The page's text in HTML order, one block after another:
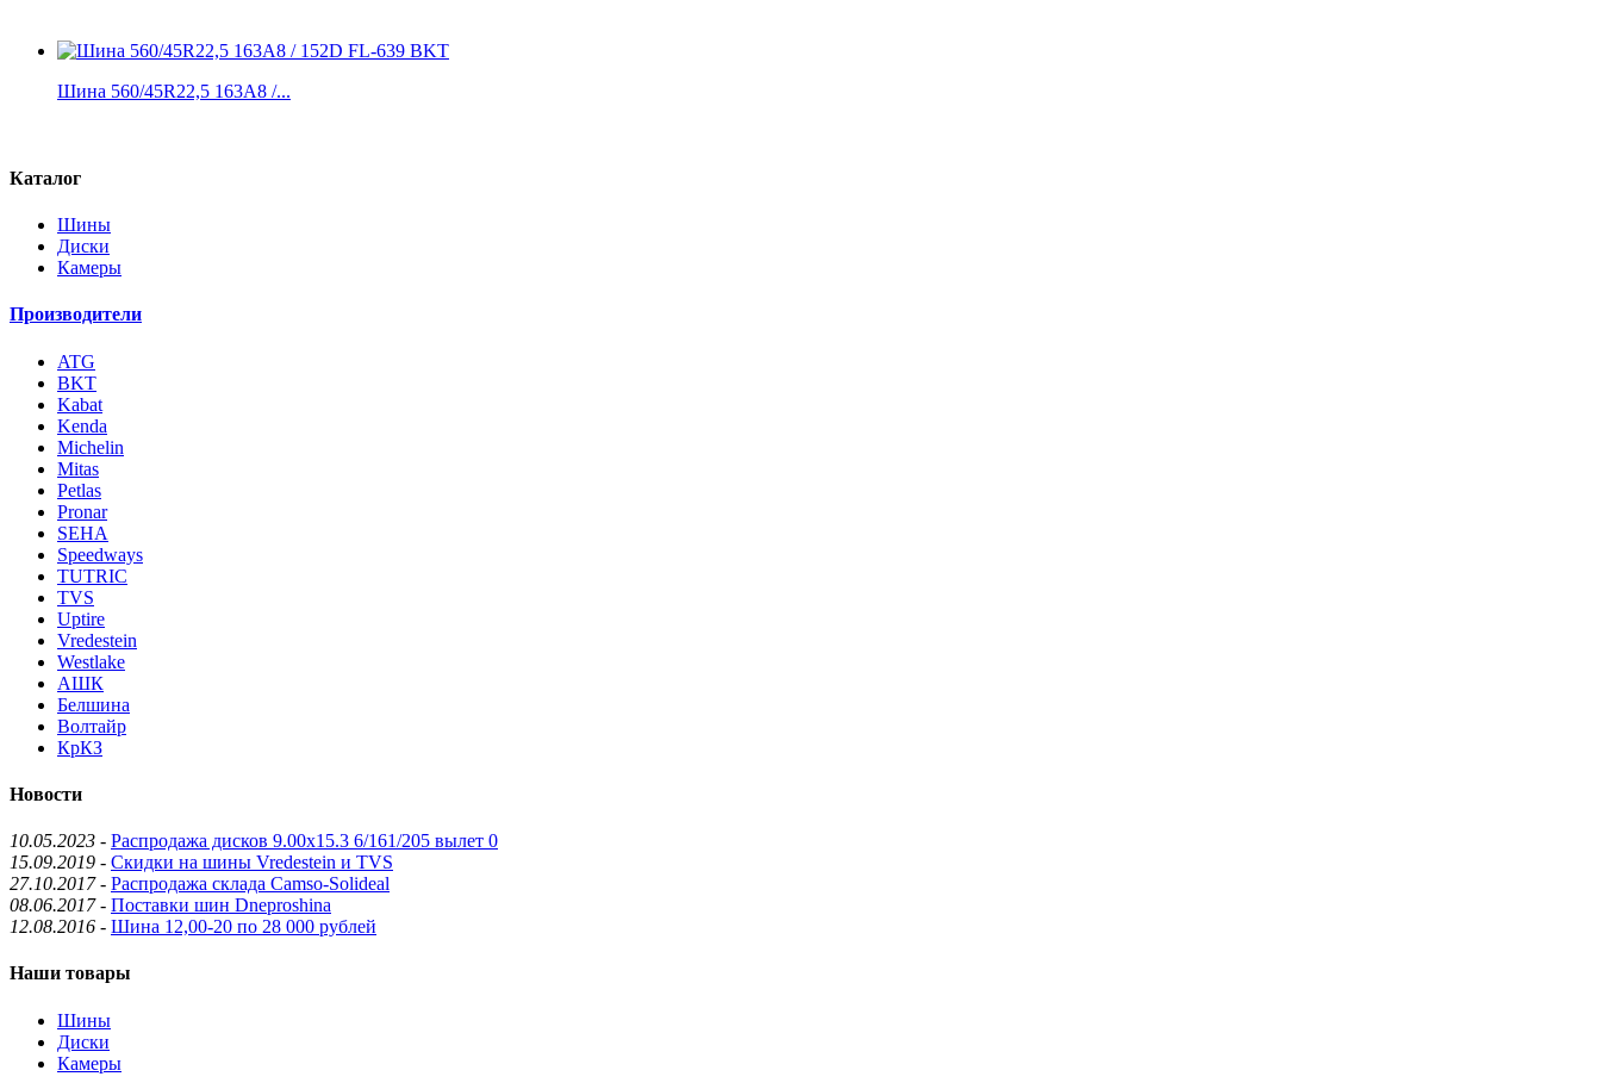
Шина 560/45R22,5 163A8 /...
Каталог
Шины
Диски
Камеры
Производители
ATG
BKT
Kabat
Kenda
Michelin
Mitas
Petlas
Pronar
SEHA
Speedways
TUTRIC
TVS
Uptire
Vredestein
Westlake
АШК
Белшина
Волтайр
КрКЗ
Новости
10.05.2023 - Распродажа дисков 9.00x15.3 6/161/205 вылет 0
15.09.2019 - Скидки на шины Vredestein и TVS
27.10.2017- Распродажа склада Camso-Solideal
08.06.2017- Поставки шин Dneproshina
12.08.2016 - Шина 12,00-20 по 28 000 рублей
Наши товары
Шины
Диски
Камеры